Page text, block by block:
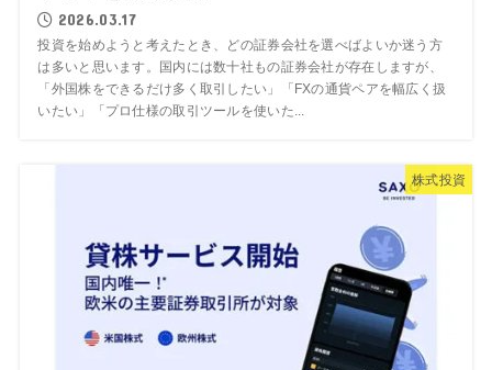
2026.03.17
投資を始めようと考えたとき、どの証券会社を選べばよいか迷う方
は多いと思います。国内には数十社もの証券会社が存在しますが、
「外国株をできるだけ多く取引したい」「FXの通貨ペアを幅広く扱
いたい」「プロ仕様の取引ツールを使いた...
株式投資